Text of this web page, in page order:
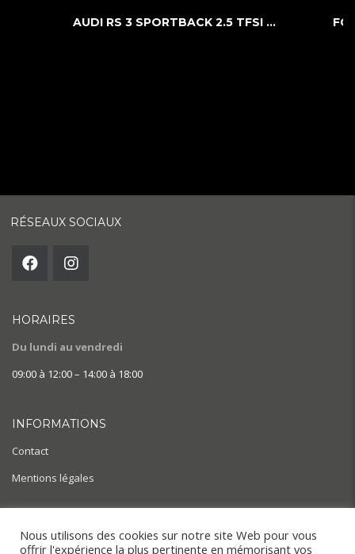
AUDI RS 3 SPORTBACK 2.5 TFSI QUATTR ...
RÉSEAUX SOCIAUX
HORAIRES
Du lundi au vendredi
09:00 à 12:00 – 14:00 à 18:00
INFORMATIONS
Contact
Mentions légales
AIDE & ACTUALITÉS
Nous utilisons des cookies sur notre site Web pour vous
offrir l'expérience la plus pertinente en mémorisant vos